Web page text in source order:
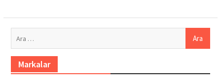
Markalar